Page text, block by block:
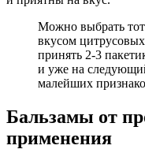
Можно выбрать
вкусом
принять 2-3
и уже на
малейших
Бальзамы от
применения